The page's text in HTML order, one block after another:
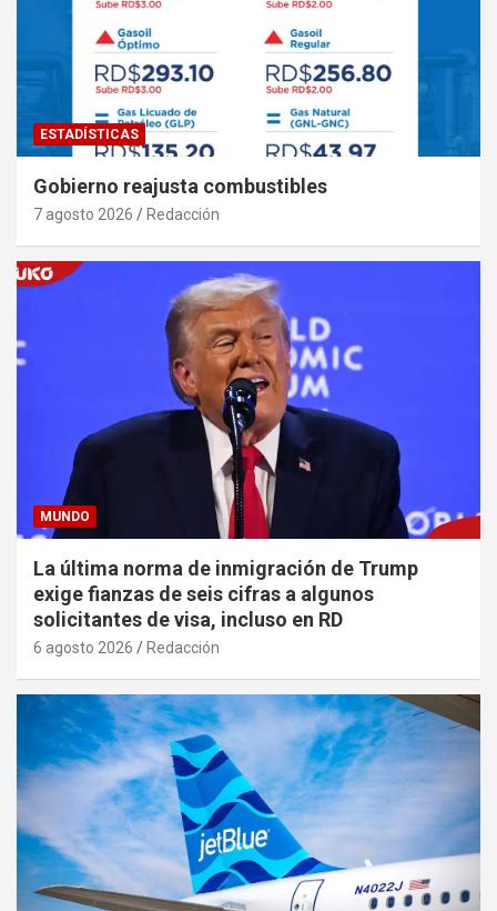
ESTADÍSTICAS
Gobierno reajusta combustibles
7 agosto 2026 Redacción
MUNDO
La última norma de inmigración de Trump
exige fianzas de seis cifras a algunos
solicitantes de visa, incluso en RD
6 agosto 2026 Redacción